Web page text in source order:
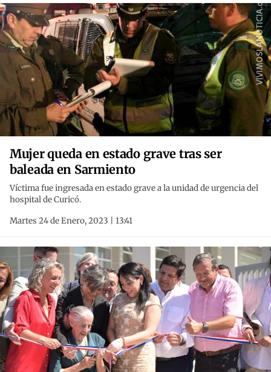
Mujer queda en estado grave tras ser
baleada en Sarmiento
Víctima fue ingresada en estado grave a la unidad de urgencia del
hospital de Curicó.
Martes 24 de Enero, 2023 | 13:41